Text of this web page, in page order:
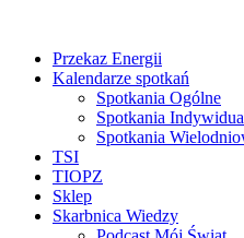
Przekaz Energii
Kalendarze spotkań
Spotkania Ogólne
Spotkania
Spotkania
TSI
TIOPZ
Sklep
Skarbnica Wiedzy